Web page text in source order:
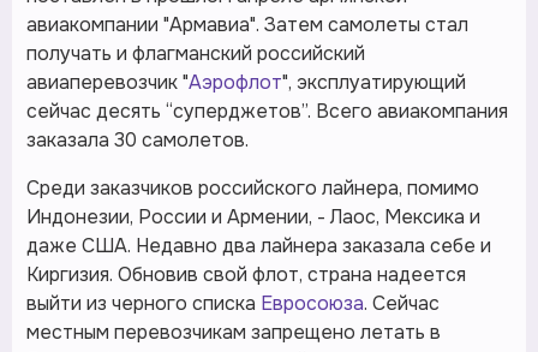
авиакомпании "Армавиа". Затем самолеты стал
получать и флагманский российский
авиаперевозчик "Аэрофлот", эксплуатирующий
сейчас десять “суперджетов”. Всего авиакомпания
заказала 30 самолетов.
Среди заказчиков российского лайнера, помимо
Индонезии, России и Армении, - Лаос, Мексика и
даже США. Недавно два лайнера заказала себе и
Киргизия. Обновив свой флот, страна надеется
выйти из черного списка Евросоюза. Сейчас
местным перевозчикам запрещено летать в